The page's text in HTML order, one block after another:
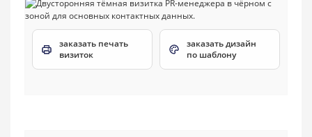
заказать печать
визиток
заказать дизайн
по шаблону